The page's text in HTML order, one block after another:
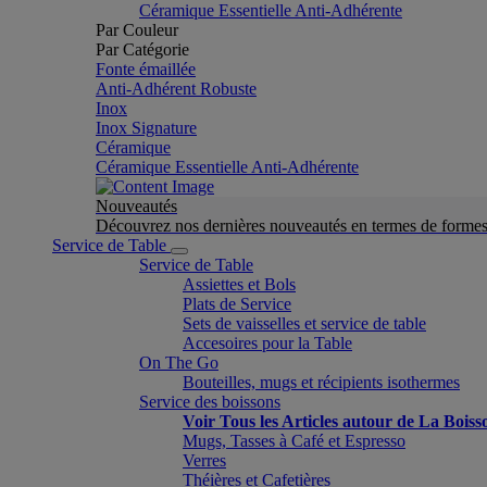
Céramique Essentielle Anti-Adhérente
Par Couleur
Par Catégorie
Fonte émaillée
Anti-Adhérent Robuste
Inox
Inox Signature
Céramique
Céramique Essentielle Anti-Adhérente
Nouveautés
Découvrez nos dernières nouveautés en termes de
Service de Table
Service de Table
Assiettes et Bols
Plats de Service
Sets de vaisselles et service de table
Accesoires pour la Table
On The Go
Bouteilles, mugs et récipients isothermes
Service des boissons
Voir Tous les Articles autour de La
Mugs, Tasses à Café et Espresso
Verres
Théières et Cafetières